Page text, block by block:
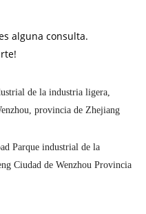
alguna consulta.
de la industria ligera,
provincia de Zhejiang
Parque industrial de la
Ciudad de Wenzhou Provincia